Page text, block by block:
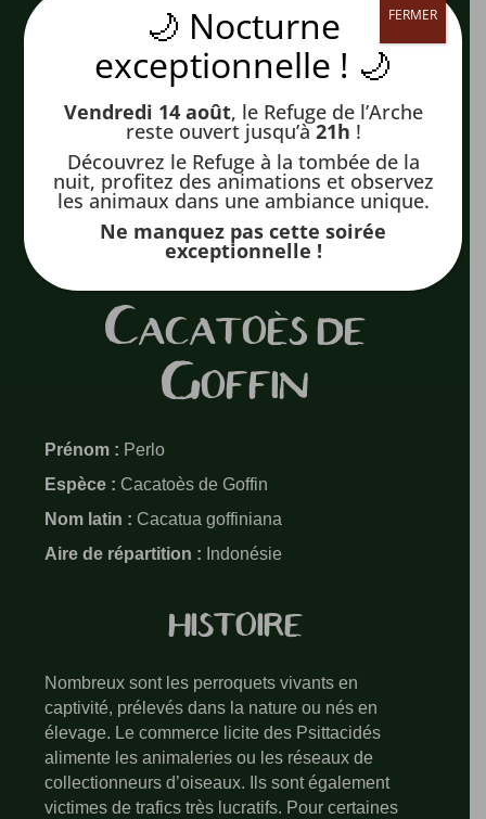
Cacatoès de
Goffin
Prénom : Perlo
Espèce : Cacatoès de Goffin
Nom latin : Cacatua goffiniana
Aire de répartition : Indonésie
HISTOIRE
Nombreux sont les perroquets vivants en
captivité, prélevés dans la nature ou nés en
élevage. Le commerce licite des Psittacidés
alimente les animaleries ou les réseaux de
collectionneurs d’oiseaux. Ils sont également
victimes de trafics très lucratifs. Pour certaines
🌙 Nocturne
exceptionnelle ! 🌙
Vendredi 14 août, le Refuge de l’Arche
reste ouvert jusqu’à21h !
Découvrez le Refuge à la tombée de la
nuit, profitez des animations et observez
les animaux dans une ambiance unique.
Ne manquez pas cette soirée
exceptionnelle !
FERMER